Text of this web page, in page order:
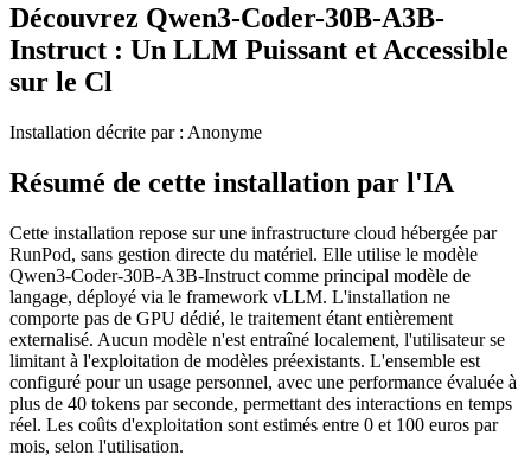
Découvrez Qwen3-Coder-30B-A3B-
Instruct : Un LLM Puissant et Accessible
sur le Cl
Installation décrite par : Anonyme
Résumé de cette installation par l'IA
Cette installation repose sur une infrastructure cloud hébergée par
RunPod, sans gestion directe du matériel. Elle utilise le modèle
Qwen3-Coder-30B-A3B-Instruct comme principal modèle de
langage, déployé via le framework vLLM. L'installation ne
comporte pas de GPU dédié, le traitement étant entièrement
externalisé. Aucun modèle n'est entraîné localement, l'utilisateur se
limitant à l'exploitation de modèles préexistants. L'ensemble est
configuré pour un usage personnel, avec une performance évaluée à
plus de 40 tokens par seconde, permettant des interactions en temps
réel. Les coûts d'exploitation sont estimés entre 0 et 100 euros par
mois, selon l'utilisation.